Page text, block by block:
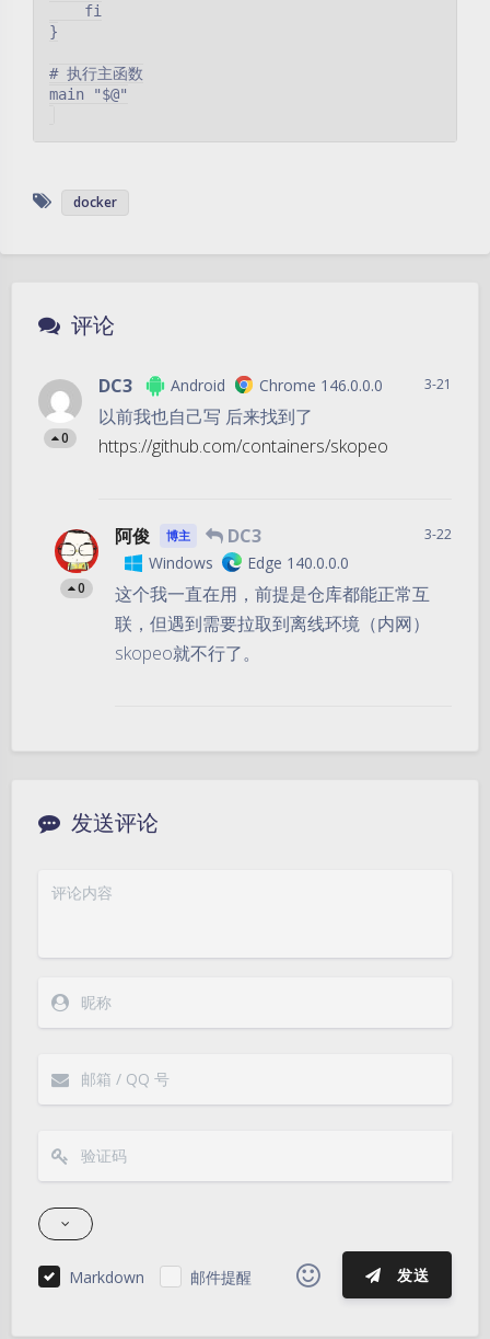
    fi
}
# 执行主函数
main "$@"
docker
评论
0
DC3 Android Chrome 146.0.0.0 3-21
以前我也自己写 后来找到了
https://github.com/containers/skopeo
0
阿俊 博主 DC3
Windows Edge 140.0.0.0
3-22
这个我一直在用，前提是仓库都能正常互
联，但遇到需要拉取到离线环境（内网）
skopeo就不行了。
发送评论
Markdown 邮件提醒 发送